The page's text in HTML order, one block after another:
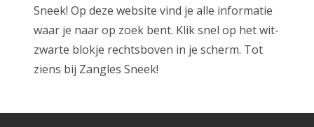
Sneek! Op deze website vind je alle informatie
waar je naar op zoek bent. Klik snel op het wit-
zwarte blokje rechtsboven in je scherm. Tot
ziens bij Zangles Sneek!